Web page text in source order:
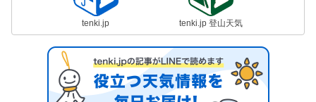
tenki.jp tenki.jp 登山天気